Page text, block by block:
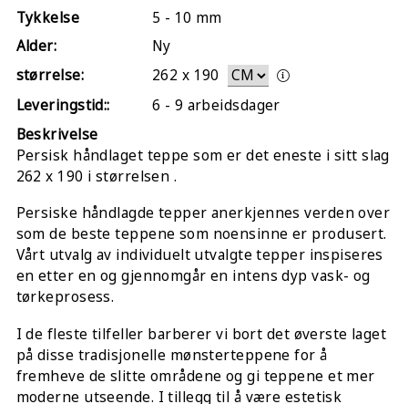
Tykkelse
5 - 10 mm
Alder:
Ny
størrelse:
262 x 190
Leveringstid::
6 - 9 arbeidsdager
Beskrivelse
Persisk håndlaget teppe som er det eneste i sitt slag
262 x 190 i størrelsen .
Persiske håndlagde tepper anerkjennes verden over
som de beste teppene som noensinne er produsert.
Vårt utvalg av individuelt utvalgte tepper inspiseres
en etter en og gjennomgår en intens dyp vask- og
tørkeprosess.
I de fleste tilfeller barberer vi bort det øverste laget
på disse tradisjonelle mønsterteppene for å
fremheve de slitte områdene og gi teppene et mer
moderne utseende. I tillegg til å være estetisk